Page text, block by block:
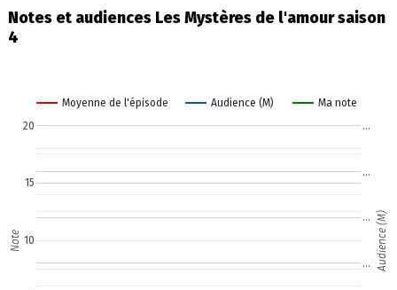
Notes et audiences Les Mystères de l'amour saison
4
Moyenne de l'épisode Audience (M) Ma note
10
15
20
…
…
…
…
Note Audience (M)